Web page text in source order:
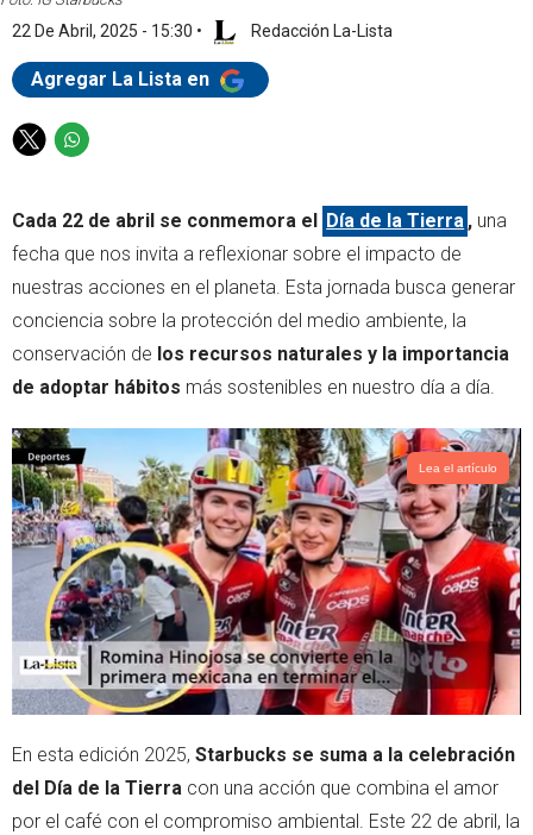
22 De Abril, 2025 - 15:30 • Redacción La-Lista
Agregar La Lista en
T
t
t
r
W
t
s
p
p
Cada 22 de abril se conmemora el Día de la Tierra , una
fecha que nos invita a reflexionar sobre el impacto de
nuestras acciones en el planeta. Esta jornada busca generar
conciencia sobre la protección del medio ambiente, la
conservación de los recursos naturales y la importancia
de adoptar hábitos más sostenibles en nuestro día a día.
Lea el artículo
En esta edición 2025, Starbucks se suma a la celebración
del Día de la Tierra con una acción que combina el amor
por el café con el compromiso ambiental. Este 22 de abril, la